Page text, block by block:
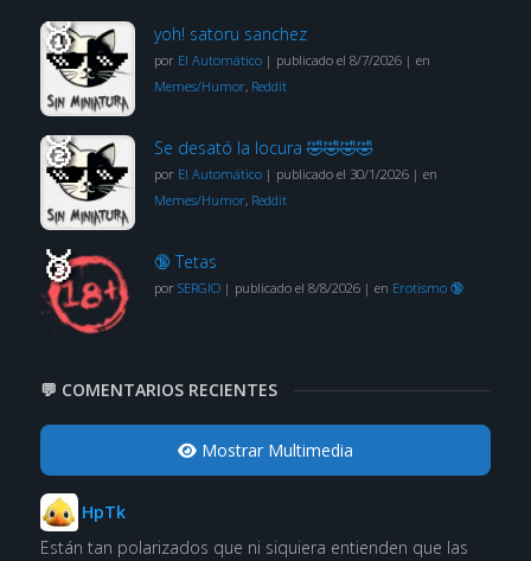
yoh! satoru sanchez
por El Automático| publicado el 8/7/2026| en
Memes/Humor, Reddit
Se desató la locura 🤣🤣🤣🤣
por El Automático| publicado el 30/1/2026| en
Memes/Humor, Reddit
🔞 Tetas
por SERGIO| publicado el 8/8/2026| en Erotismo 🔞
💬 COMENTARIOS RECIENTES
Mostrar Multimedia
HpTk
Están tan polarizados que ni siquiera entienden que las